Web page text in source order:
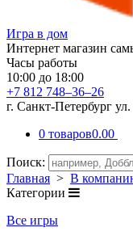
Игра в дом
Интернет магазин
Часы работы
10:00 до 18:00
+7 812 748–36–26
г. Санкт-Петербург
0 товаров0.00
Поиск:
Главная > В
Категории
Все игры